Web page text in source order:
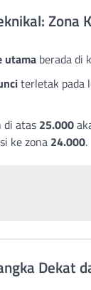
Zona
utama berada di
terletak pada
di atas 25.000
ke zona 24.000.
Dekat